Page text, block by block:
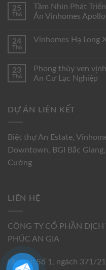
25
Th6
Tầm Nhìn Phát
Án Vinhomes
24
Th6
Vinhomes Hạ Long
23
Th6
Phong thủy ven
An Cư Lạc Nghiệp
DỰ ÁN LIÊN KẾT
Biệt thự An Estate,
Downtown, BGI Bắc Giang,
Cường
LIÊN HỆ
CÔNG TY CỔ PHẦN
PHÚC AN GIA
Địa chỉ: Số 1, ngách 371/